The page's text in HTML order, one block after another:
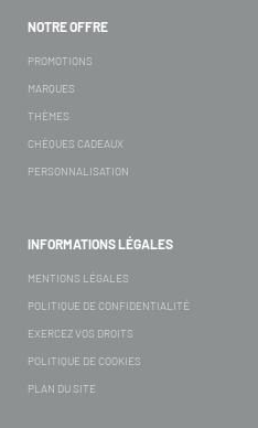
NOTRE OFFRE
PROMOTIONS
MARQUES
THÈMES
CHÈQUES CADEAUX
PERSONNALISATION
INFORMATIONS LÉGALES
MENTIONS LÉGALES
POLITIQUE DE CONFIDENTIALITÉ
EXERCEZ VOS DROITS
POLITIQUE DE COOKIES
PLAN DU SITE